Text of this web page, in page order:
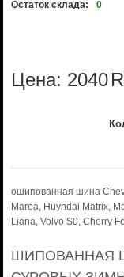
Остаток склада: 0
Цена: 2040
ошипованная шина
Marea, Huyndai Matrix,
Liana, Volvo S0, Cherry
ШИПОВАННАЯ